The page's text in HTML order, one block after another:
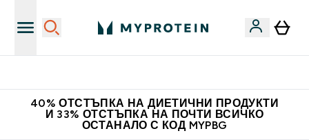
40% ОТСТЪПКА НА ДИЕТИЧНИ ПРОДУКТИ
И 33% ОТСТЪПКА НА ПОЧТИ ВСИЧКО
ОСТАНАЛО С КОД MYPBG